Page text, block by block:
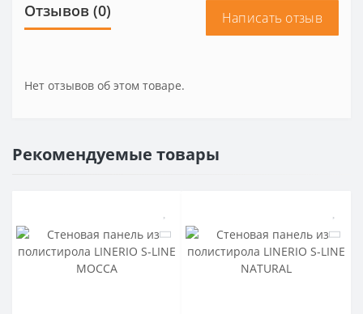
Отзывов (0) Написать отзыв
Нет отзывов об этом товаре.
Рекомендуемые товары